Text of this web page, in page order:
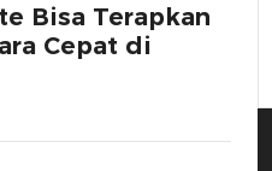
Bisa Terapkan
Cepat di